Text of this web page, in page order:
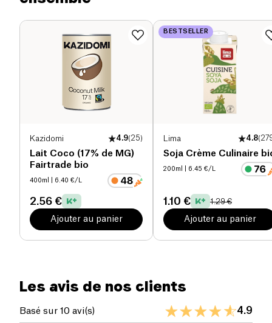
Kazidomi 4.9(25)
Lait Coco (17% de MG)
Fairtrade bio
400ml | 6.40 €/L
2.56 €
Ajouter au panier
BESTSELLER
Lima 4.8(
Soja Crème Culinaire
200ml | 6.45 €/L
1.10 € 1.29 €
Ajouter au panier
constituant les ingrédients de ces produits
extraordinaires.
Protéines (g) 0 g
5.7 g
Les avis de nos clients
Basé sur 10 avi(s) 4.9